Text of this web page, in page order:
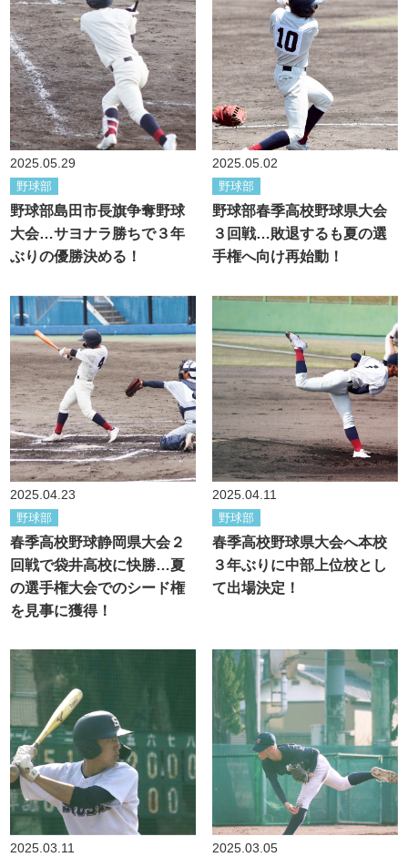
2025.05.29
野球部
野球部島田市長旗争奪野球
大会…サヨナラ勝ちで３年
ぶりの優勝決める！
2025.05.02
野球部
野球部春季高校野球県大会
３回戦…敗退するも夏の選
手権へ向け再始動！
2025.04.23
野球部
春季高校野球静岡県大会２
回戦で袋井高校に快勝…夏
の選手権大会でのシード権
を見事に獲得！
2025.04.11
野球部
春季高校野球県大会へ本校
３年ぶりに中部上位校とし
て出場決定！
2025.03.11 2025.03.05